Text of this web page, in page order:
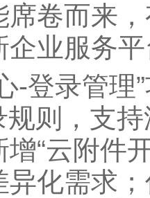
席卷而来
企业服务
-登录管理
规则，支
“云附件
异化需求